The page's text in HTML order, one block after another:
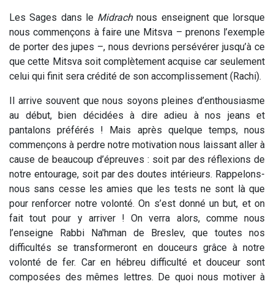
Les Sages dans le Midrachnous enseignent que lorsque
nous commençons à faire une Mitsva – prenons l’exemple
de porter des jupes –, nous devrions persévérer jusqu’à ce
que cette Mitsva soit complètement acquise car seulement
celui qui finit sera crédité de son accomplissement (Rachi).
Il arrive souvent que nous soyons pleines d’enthousiasme
au début, bien décidées à dire adieu à nos jeans et
pantalons préférés ! Mais après quelque temps, nous
commençons à perdre notre motivation nous laissant aller à
cause de beaucoup d’épreuves : soit par des réflexions de
notre entourage, soit par des doutes intérieurs. Rappelons-
nous sans cesse les amies que les tests ne sont là que
pour renforcer notre volonté. On s’est donné un but, et on
fait tout pour y arriver ! On verra alors, comme nous
l’enseigne Rabbi Na'hman de Breslev, que toutes nos
difficultés se transformeront en douceurs grâce à notre
volonté de fer. Car en hébreu difficulté et douceur sont
composées des mêmes lettres. De quoi nous motiver à